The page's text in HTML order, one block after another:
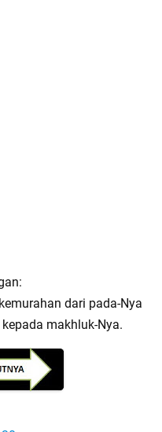
dari pada-Nya
makhluk-Nya.